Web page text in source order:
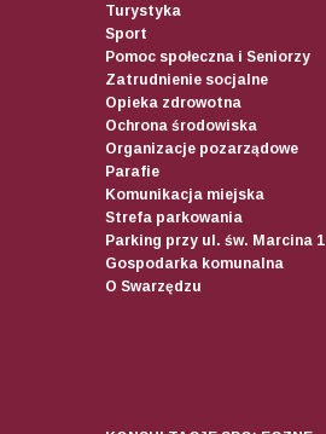
Turystyka
Sport
Pomoc społeczna i Seniorzy
Zatrudnienie socjalne
Opieka zdrowotna
Ochrona środowiska
Organizacje pozarządowe
Parafie
Komunikacja miejska
Strefa parkowania
Parking przy ul. św. Marcina 1
Gospodarka komunalna
O Swarzędzu